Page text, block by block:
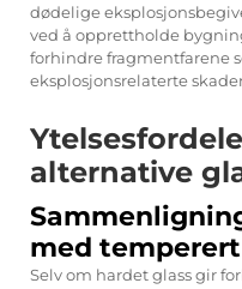
dødelige
ved å opprettholde
forhindre fragmentfarene
eksplosjonsrelaterte
alternative
med
Selv om hardet glass gir